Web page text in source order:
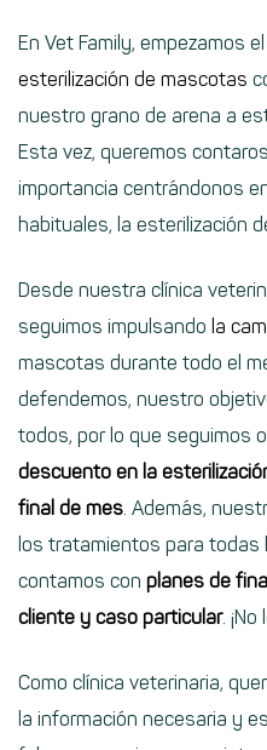
En Vet Family, empezamos
esterilización de mascotas
nuestro grano de arena a
Esta vez, queremos
importancia centrándonos
habituales, la esterilización
Desde nuestra clínica
seguimos impulsando la
mascotas durante todo el
defendemos, nuestro
todos, por lo que seguimos
descuento en la
final de mes. Además,
los tratamientos para todas
contamos con planes de
cliente y caso particular.
Como clínica veterinaria,
la información necesaria y